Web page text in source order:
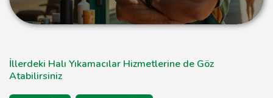
İllerdeki Halı Yıkamacılar Hizmetlerine de Göz
Atabilirsiniz